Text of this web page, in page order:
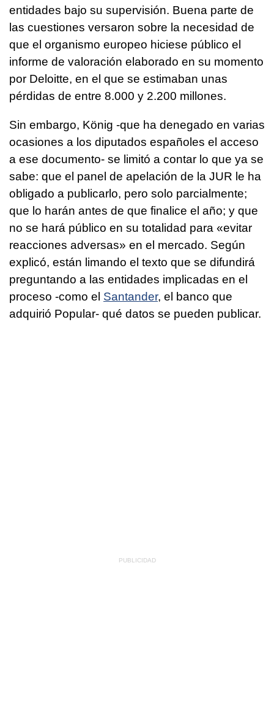
entidades bajo su supervisión. Buena parte de
las cuestiones versaron sobre la necesidad de
que el organismo europeo hiciese público el
informe de valoración elaborado en su momento
por Deloitte, en el que se estimaban unas
pérdidas de entre 8.000 y 2.200 millones.
Sin embargo, König -que ha denegado en varias
ocasiones a los diputados españoles el acceso
a ese documento- se limitó a contar lo que ya se
sabe: que el panel de apelación de la JUR le ha
obligado a publicarlo, pero solo parcialmente;
que lo harán antes de que finalice el año; y que
no se hará público en su totalidad para «evitar
reacciones adversas» en el mercado. Según
explicó, están limando el texto que se difundirá
preguntando a las entidades implicadas en el
proceso -como el Santander, el banco que
adquirió Popular- qué datos se pueden publicar.